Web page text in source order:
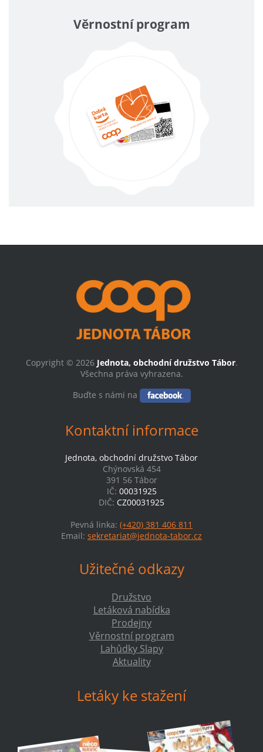
Věrnostní program
Copyright © 2026 Jednota, obchodní družstvo Tábor.
Všechna práva vyhrazena.
Buďte s námi na
Kontaktní informace
Jednota, obchodní družstvo Tábor
Chýnovská 454
391 56 Tábor
IČ: 00031925
DIČ: CZ00031925
Pevná linka: (+420) 381 406 811
Email: sekretariat@jednota-tabor.cz
Užitečné odkazy
Družstvo
Letáková nabídka
Prodejny
Věrnostní program
Lahůdky Slapy
Aktuality
Letáky ke stažení